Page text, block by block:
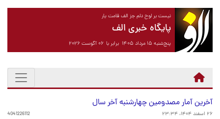
نیست بر لوح دلم جز الف قامت یار
پایگاه خبری الف
پنج‌شنبه ۱۵ مرداد ۱۴۰۵ برابر با ۰۶ آگوست ۲۰۲۶
آخرین آمار مصدومین چهارشنبه آخر سال
۲۶ اسفند ۱۴۰۴، ۲۳:۳۴ 4041226112